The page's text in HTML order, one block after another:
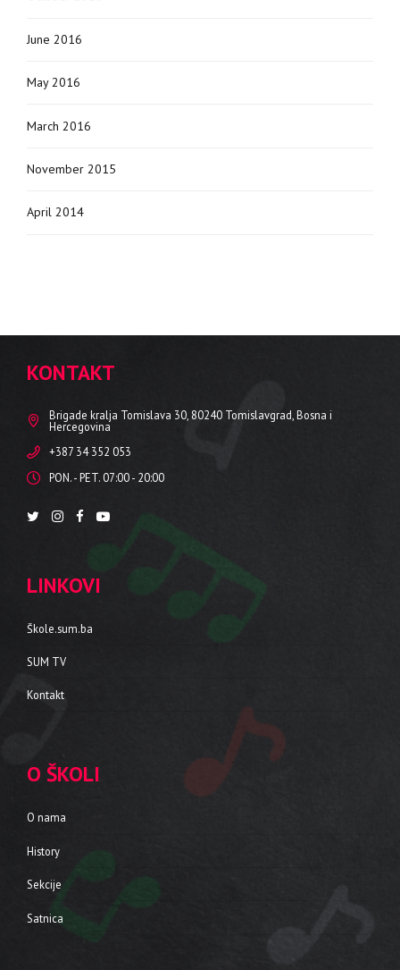
June 2016
May 2016
March 2016
November 2015
April 2014
KONTAKT
Brigade kralja Tomislava 30, 80240 Tomislavgrad, Bosna i
Hercegovina
+387 34 352 053
PON. - PET. 07:00 - 20:00
LINKOVI
Škole.sum.ba
SUM TV
Kontakt
O ŠKOLI
O nama
History
Sekcije
Satnica